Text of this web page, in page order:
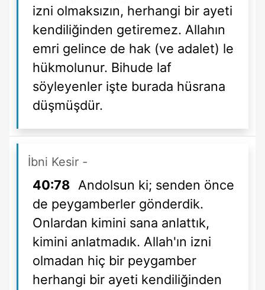
izni olmaksızın, herhangi bir ayeti
kendiliğinden getiremez. Allahın
emri gelince de hak (ve adalet) le
hükmolunur. Bihude laf
söyleyenler işte burada hüsrana
düşmüşdür.
İbni Kesir -
40:78 Andolsun ki; senden önce
de peygamberler gönderdik.
Onlardan kimini sana anlattık,
kimini anlatmadık. Allah'ın izni
olmadan hiç bir peygamber
herhangi bir ayeti kendiliğinden